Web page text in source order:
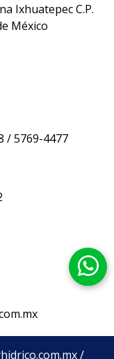
Ixhuatepec C.P.
México
/5769-4477
/